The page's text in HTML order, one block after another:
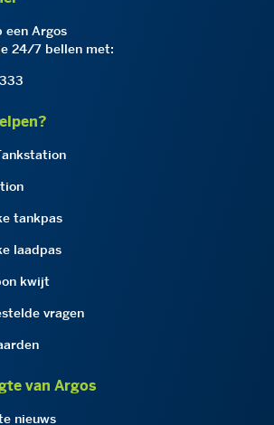
een Argos
24/7 bellen met:
tankpas
laadpas
kwijt
vragen
van Argos
nieuws